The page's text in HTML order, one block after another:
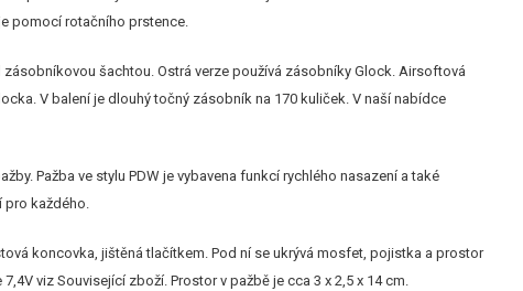
pomocí rotačního prstence.
šachtou. Ostrá verze používá zásobníky Glock. Airsoftová
V balení je dlouhý točný zásobník na 170 kuliček. V naší nabídce
Pažba ve stylu PDW je vybavena funkcí rychlého nasazení a také
pro každého.
koncovka, jištěná tlačítkem. Pod ní se ukrývá mosfet, pojistka a prostor
viz Související zboží. Prostor v pažbě je cca 3 x 2,5 x 14 cm.